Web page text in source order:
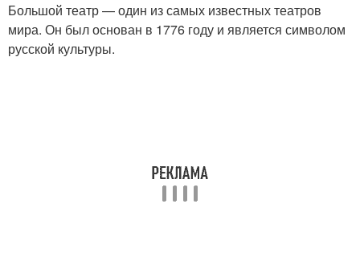
Большой театр — один из самых известных театров
мира. Он был основан в 1776 году и является символом
русской культуры.